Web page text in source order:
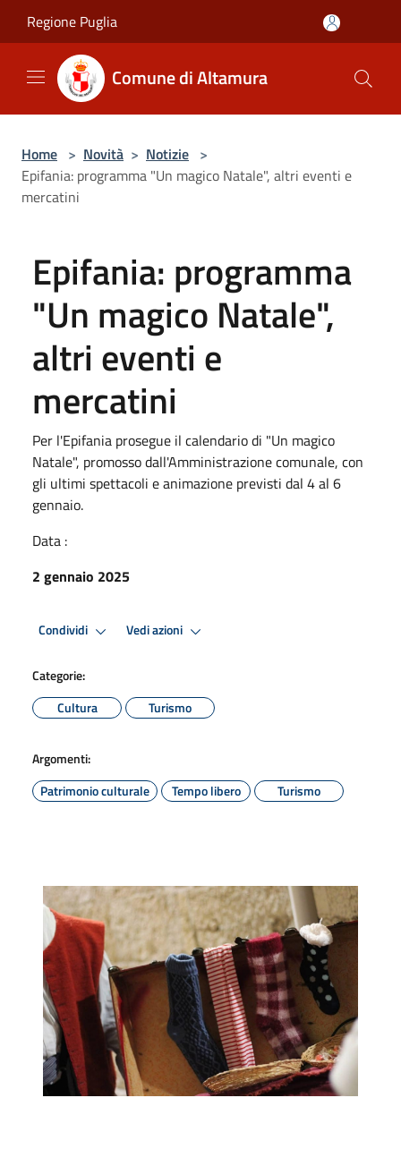
Regione Puglia
Comune di Altamura
Home > Novità > Notizie >
Epifania: programma "Un magico Natale", altri eventi e
mercatini
Epifania: programma
"Un magico Natale",
altri eventi e
mercatini
Per l'Epifania prosegue il calendario di "Un magico
Natale", promosso dall'Amministrazione comunale, con
gli ultimi spettacoli e animazione previsti dal 4 al 6
gennaio.
Data :
2 gennaio 2025
Condividi Vedi azioni
Categorie:
Cultura
Turismo
Argomenti:
Patrimonio culturale
Tempo libero Turismo